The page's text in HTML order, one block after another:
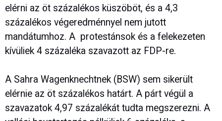
elérni az öt százalékos küszöböt, és a 4,3
százalékos végeredménnyel nem jutott
mandátumhoz. A protestánsok és a felekezeten
kívüliek 4 százaléka szavazott az FDP-re.
A Sahra Wagenknechtnek (BSW) sem sikerült
elérnie az öt százalékos határt. A párt végül a
szavazatok 4,97 százalékát tudta megszerezni. A